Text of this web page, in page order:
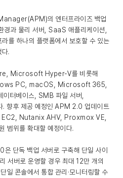
의 엔터프라이즈 백업
경과 물리 서버, SaaS 애플리케이션,
를 하나의 플랫폼에서 보호할 수 있는
.
Microsoft Hyper-V를 비롯해
PC, macOS, Microsoft 365,
터베이스, SMB 파일 서버,
향후 제공 예정인 APM 2.0 업데이트
Nutanix AHV, Proxmox VE,
위를 확대할 예정이다.
단독 백업 서버로 구축해 단일 사이
서버로 운영할 경우 최대 12만 개의
일 콘솔에서 통합 관리·모니터링할 수